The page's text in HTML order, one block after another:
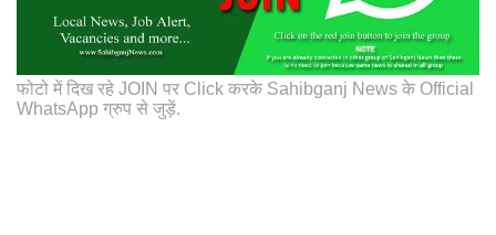
फोटो में दिख रहे JOIN पर Click करके Sahibganj News के Official
WhatsApp ग्रुप से जुड़ें.